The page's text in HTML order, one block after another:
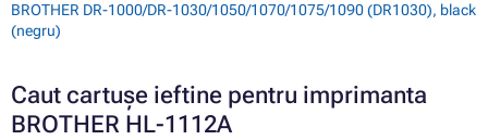
BROTHER DR-1000/DR-1030/1050/1070/1075/1090 (DR1030), black
(negru)
Caut cartușe ieftine pentru imprimanta
BROTHER HL-1112A